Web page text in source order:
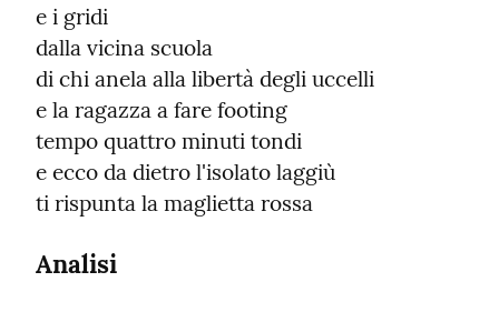
e i gridi
dalla vicina scuola
di chi anela alla libertà degli uccelli
e la ragazza a fare footing
tempo quattro minuti tondi
e ecco da dietro l'isolato laggiù
ti rispunta la maglietta rossa
Analisi